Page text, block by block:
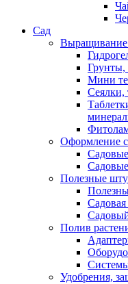
Сад
Выращивание
Грунты,
Мини
Сеялки,
Оформление
Полезные
Полив
Удобрения,